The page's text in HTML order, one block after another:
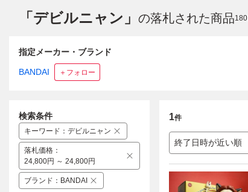
「デビルニャン」 の落札された商品180
指定メーカー・ブランド
BANDAI ＋フォロー
1件
終了日時が近い順
検索条件
キーワード ： デビルニャン
落札価格 ：
24,800円 ～ 24,800円
ブランド ： BANDAI